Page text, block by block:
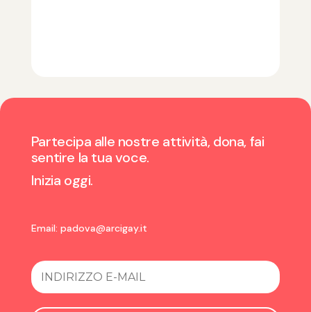
Partecipa alle nostre attività, dona, fai
sentire la tua voce.
Inizia oggi.
Email: padova@arcigay.it